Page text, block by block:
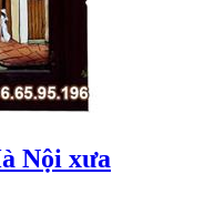
Nội xưa